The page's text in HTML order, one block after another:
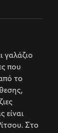
γαλάζιο
που
το
είναι
Στο